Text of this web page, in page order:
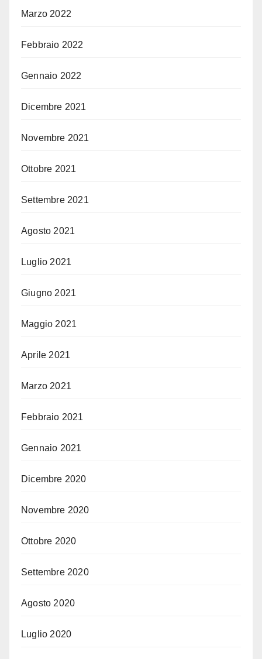
Marzo 2022
Febbraio 2022
Gennaio 2022
Dicembre 2021
Novembre 2021
Ottobre 2021
Settembre 2021
Agosto 2021
Luglio 2021
Giugno 2021
Maggio 2021
Aprile 2021
Marzo 2021
Febbraio 2021
Gennaio 2021
Dicembre 2020
Novembre 2020
Ottobre 2020
Settembre 2020
Agosto 2020
Luglio 2020